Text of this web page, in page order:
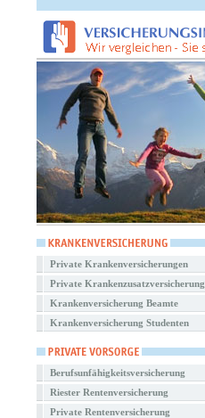
Private Krankenversicherungen
Private Krankenzusatzversicherung
Krankenversicherung Beamte
Krankenversicherung Studenten
Berufsunfähigkeitsversicherung
Riester Rentenversicherung
Private Rentenversicherung